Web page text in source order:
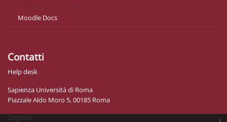
x
Moodle Docs
Contatti
Help desk
Sapienza Università di Roma
Piazzale Aldo Moro 5, 00185 Roma
Seguici